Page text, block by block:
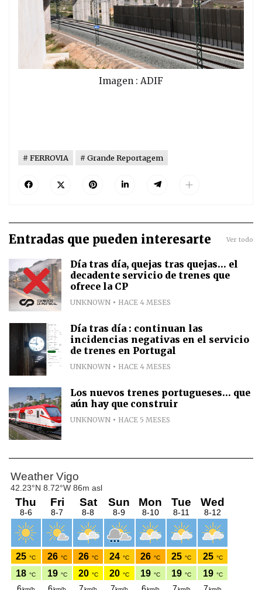
Imagen : ADIF
FERROVIA Grande Reportagem
Entradas que pueden interesarte Ver todo
Día tras día, quejas tras quejas... el
decadente servicio de trenes que
ofrece la CP
UNKNOWN HACE 4 MESES
Día tras día : continuan las
incidencias negativas en el servicio
de trenes en Portugal
UNKNOWN HACE 4 MESES
Los nuevos trenes portugueses... que
aún hay que construir
UNKNOWN HACE 5 MESES